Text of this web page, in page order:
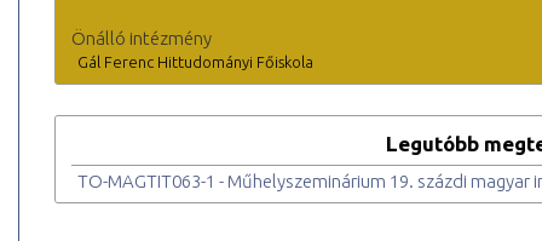
Önálló intézmény
Gál Ferenc Hittudományi Főiskola
Legutóbb
TO-MAGTIT063-1 - Műhelyszeminárium 19. százdi